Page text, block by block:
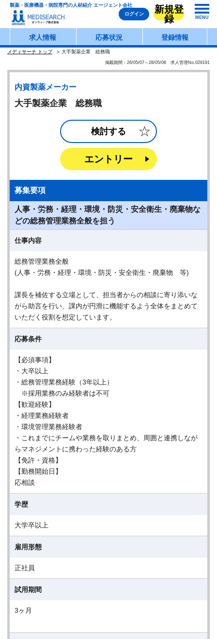
製薬・医療機器・病院専門の人材紹介 エージェント会社
ログイン
新規登
録
MENU
求人情報 応募状況 登録情報
メディサーチ トップ 大手製薬企業 総務職
掲載期間：26/05/07～28/05/06 求人管理No.029191
内資製薬メーカー
大手製薬企業 総務職
検討する
エントリー
募集要項
人事・労務・経理・環境・防災・安全衛生・廃棄物な
どの総務管理業務全般を担う
仕事内容
総務管理業務全般
(人事・労務・経理・環境・防災・安全衛生・廃棄物 等)
課長を補佐する立場として、担当者からの相談に寄り添いな
がら助言を行い、課内が円滑に機能するよう全体をまとめて
いただく役割を想定しています。
応募条件
【必須事項】
・大卒以上
・総務管理業務経験（3年以上）
※採用業務のみ経験者は不可
【歓迎経験】
・経理業務経験者
・環境管理業務経験者
・これまでにチームや業務を取りまとめ、周囲と連携しなが
らマネジメントに携わった経験のある方
【免許・資格】
【勤務開始日】
応相談
学歴
大学卒以上
雇用形態
正社員
試用期間
3ヶ月